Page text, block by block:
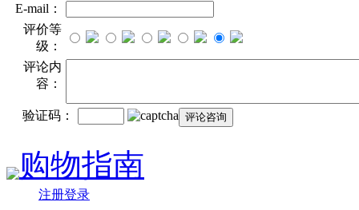
E-mail：
评价等
级：
评论内
容：
验证码：
购物指南
注册登录